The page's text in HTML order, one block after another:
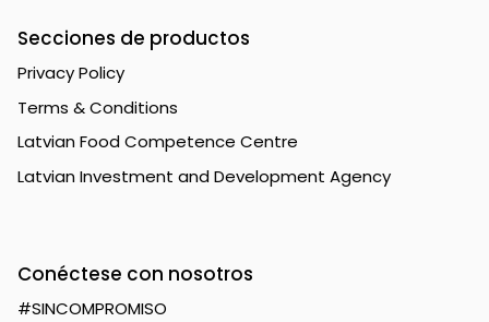
Secciones de productos
Privacy Policy
Terms & Conditions
Latvian Food Competence Centre
Latvian Investment and Development Agency
Conéctese con nosotros
#SINCOMPROMISO